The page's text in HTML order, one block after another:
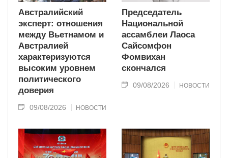
Австралийский
эксперт: отношения
между Вьетнамом и
Австралией
характеризуются
высоким уровнем
политического
доверия
09/08/2026 НОВОСТИ
Председатель
Национальной
ассамблеи Лаоса
Сайсомфон
Фомвихан
скончался
09/08/2026 НОВОСТИ